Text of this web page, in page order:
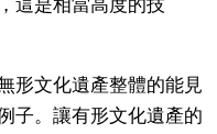
這是相當高度的技
形文化遺產整體的能見
子。讓有形文化遺產的